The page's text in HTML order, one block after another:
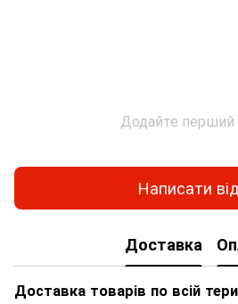
Додайте перший
Написати
Доставка
Доставка товарів по всій